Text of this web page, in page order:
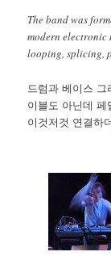
The band was
modern
looping, splicing,
드럼과 베이스
이블도 아닌데
이것저것 연결하